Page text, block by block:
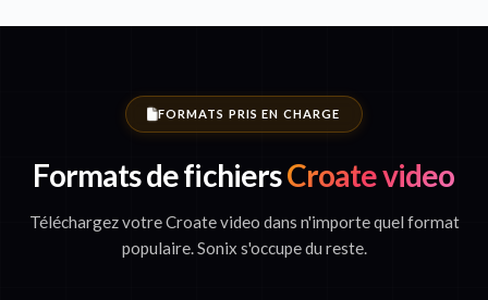
FORMATS PRIS EN CHARGE
Formats de fichiersCroate video
Téléchargez votre Croate video dans n'importe quel format
populaire. Sonix s'occupe du reste.